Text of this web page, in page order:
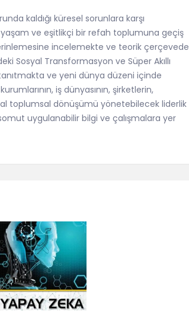
kaldığı küresel sorunlara karşı
ve eşitlikçi bir refah toplumuna geçiş
incelemekte ve teorik çerçevede
Sosyal Transformasyon ve Süper Akıllı
ve yeni dünya düzeni içinde
iş dünyasının, şirketlerin,
toplumsal dönüşümü yönetebilecek liderlik
uygulanabilir bilgi ve çalışmalara yer